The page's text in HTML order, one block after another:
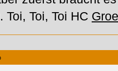
Toi, Toi HC